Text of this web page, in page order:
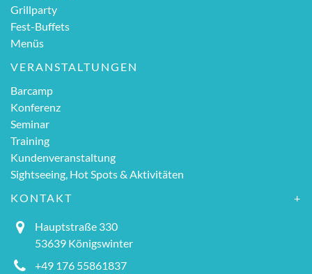
Grillparty
Fest-Buffets
Menüs
VERANSTALTUNGEN
Barcamp
Konferenz
Seminar
Training
Kundenveranstaltung
Sightseeing, Hot Spots & Aktivitäten
KONTAKT
Hauptstraße 330
53639 Königswinter
+49 176 55861837